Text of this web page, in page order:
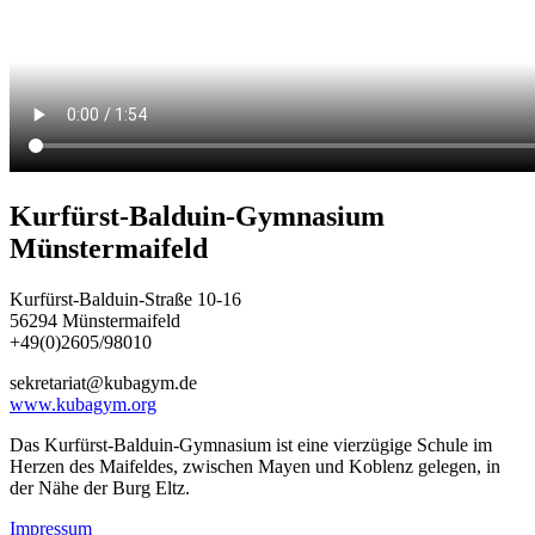
Kurfürst-Balduin-Gymnasium
Münstermaifeld
Kurfürst-Balduin-Straße 10-16
56294 Münstermaifeld
+49(0)2605/98010
sekretariat@kubagym.de
www.kubagym.org
Das Kurfürst-Balduin-Gymnasium ist eine vierzügige Schule im
Herzen des Maifeldes, zwischen Mayen und Koblenz gelegen, in
der Nähe der Burg Eltz.
Impressum